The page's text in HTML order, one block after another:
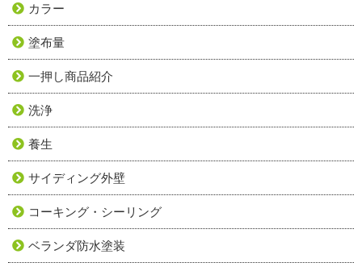
カラー
塗布量
一押し商品紹介
洗浄
養生
サイディング外壁
コーキング・シーリング
ベランダ防水塗装